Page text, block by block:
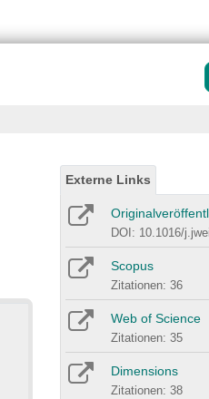
Externe Links
DOI: 10.1016/
Scopus
Zitationen: 36
Web of Science
Zitationen: 35
Dimensions
Zitationen: 38